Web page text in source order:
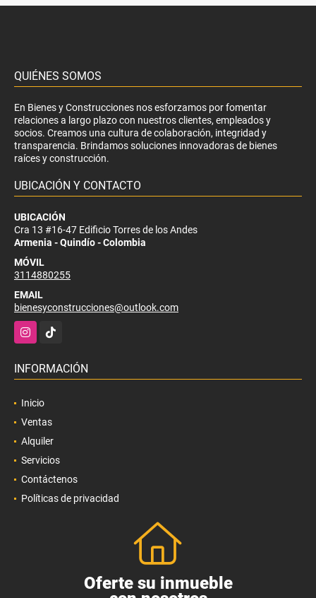
QUIÉNES SOMOS
En Bienes y Construcciones nos esforzamos por fomentar
relaciones a largo plazo con nuestros clientes, empleados y
socios. Creamos una cultura de colaboración, integridad y
transparencia. Brindamos soluciones innovadoras de bienes
raíces y construcción.
UBICACIÓN Y CONTACTO
UBICACIÓN
Cra 13 #16-47 Edificio Torres de los Andes
Armenia - Quindío - Colombia
MÓVIL
3114880255
EMAIL
bienesyconstrucciones@outlook.com
Instagram
TikTok
INFORMACIÓN
Inicio
Ventas
Alquiler
Servicios
Contáctenos
Políticas de privacidad
Oferte su inmueble